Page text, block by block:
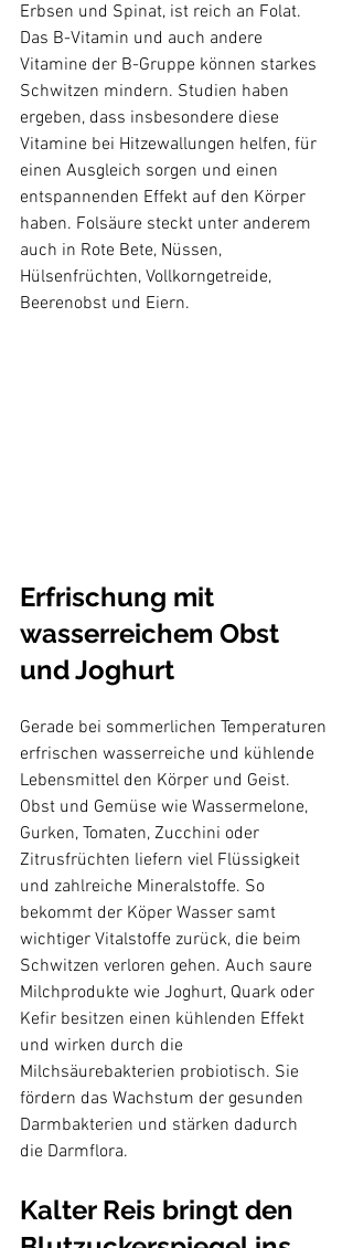
Erbsen und Spinat, ist reich an Folat.
Das B-Vitamin und auch andere
Vitamine der B-Gruppe können starkes
Schwitzen mindern. Studien haben
ergeben, dass insbesondere diese
Vitamine bei Hitzewallungen helfen, für
einen Ausgleich sorgen und einen
entspannenden Effekt auf den Körper
haben. Folsäure steckt unter anderem
auch in Rote Bete, Nüssen,
Hülsenfrüchten, Vollkorngetreide,
Beerenobst und Eiern.
Erfrischung mit
wasserreichem Obst
und Joghurt
Gerade bei sommerlichen Temperaturen
erfrischen wasserreiche und kühlende
Lebensmittel den Körper und Geist.
Obst und Gemüse wie Wassermelone,
Gurken, Tomaten, Zucchini oder
Zitrusfrüchten liefern viel Flüssigkeit
und zahlreiche Mineralstoffe. So
bekommt der Köper Wasser samt
wichtiger Vitalstoffe zurück, die beim
Schwitzen verloren gehen. Auch saure
Milchprodukte wie Joghurt, Quark oder
Kefir besitzen einen kühlenden Effekt
und wirken durch die
Milchsäurebakterien probiotisch. Sie
fördern das Wachstum der gesunden
Darmbakterien und stärken dadurch
Kalter Reis bringt den